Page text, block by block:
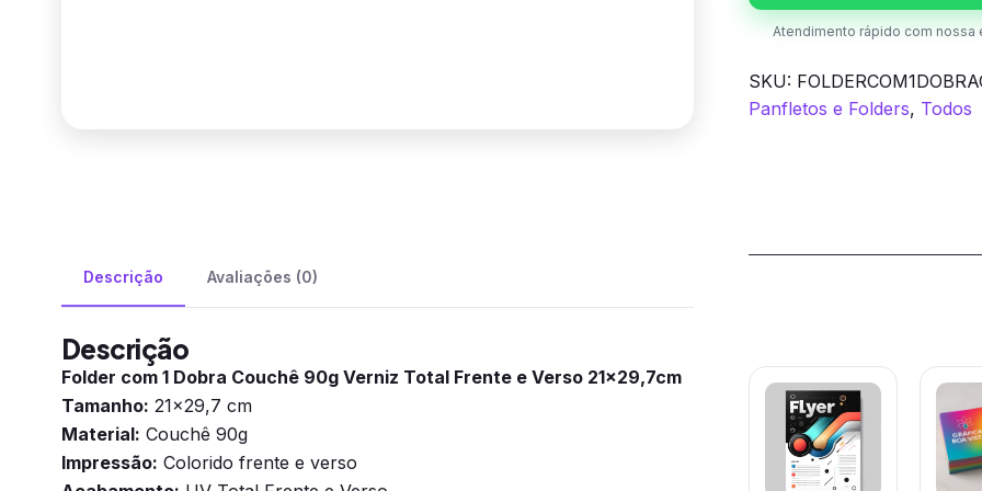
Frente
quantidade
Atendimento rápido com nossa
SKU:
Panfletos e Folders, Todos
Descrição Avaliações (0)
Descrição
Folder com 1 Dobra Couchê 90g Verniz Total Frente e Verso 21×29,7cm
Tamanho: 21×29,7 cm
Material: Couchê 90g
Impressão: Colorido frente e verso
Este
produto
tem
várias
Este
tem